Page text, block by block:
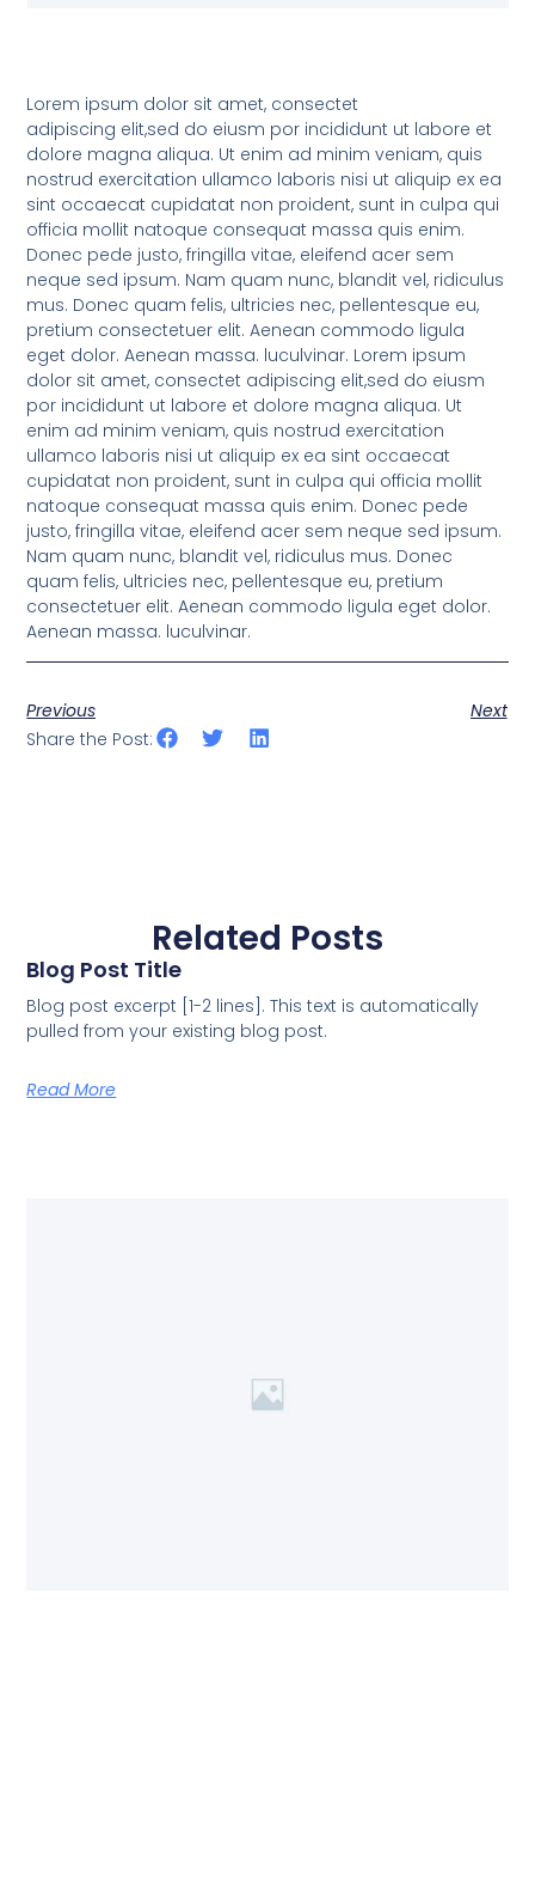
Lorem ipsum dolor sit amet, consectet
adipiscing elit,sed do eiusm por incididunt ut labore et
dolore magna aliqua. Ut enim ad minim veniam, quis
nostrud exercitation ullamco laboris nisi ut aliquip ex ea
sint occaecat cupidatat non proident, sunt in culpa qui
officia mollit natoque consequat massa quis enim.
Donec pede justo, fringilla vitae, eleifend acer sem
neque sed ipsum. Nam quam nunc, blandit vel, ridiculus
mus. Donec quam felis, ultricies nec, pellentesque eu,
pretium consectetuer elit. Aenean commodo ligula
eget dolor. Aenean massa. luculvinar. Lorem ipsum
dolor sit amet, consectet adipiscing elit,sed do eiusm
por incididunt ut labore et dolore magna aliqua. Ut
enim ad minim veniam, quis nostrud exercitation
ullamco laboris nisi ut aliquip ex ea sint occaecat
cupidatat non proident, sunt in culpa qui officia mollit
natoque consequat massa quis enim. Donec pede
justo, fringilla vitae, eleifend acer sem neque sed ipsum.
Nam quam nunc, blandit vel, ridiculus mus. Donec
quam felis, ultricies nec, pellentesque eu, pretium
consectetuer elit. Aenean commodo ligula eget dolor.
Aenean massa. luculvinar.
Previous
Next
Share the Post:
Related Posts
Blog Post Title
Blog post excerpt [1-2 lines]. This text is automatically
pulled from your existing blog post.
Read More